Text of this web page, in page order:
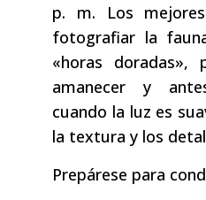
p. m. Los
fotografiar la
«horas doradas»,
amanecer y
cuando la luz es
la textura y los
Prepárese para